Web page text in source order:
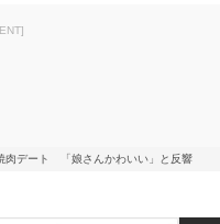
肉デート 「娘さんかわいい」と反響